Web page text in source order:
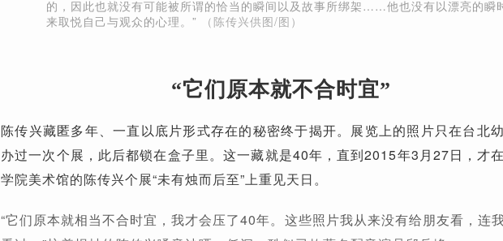
的，因此也就没有可能被所谓的恰当的瞬间以及故事所绑架……他也没有以漂亮的瞬
来取悦自己与观众的心理。”
（陈传兴供图/图）
“它们原本就不合时宜”
陈传兴藏匿多年、一直以底片形式存在的秘密终于揭开。展览上的照片只在台北
办过一次个展，此后都锁在盒子里。这一藏就是40年，直到2015年3月27日，才
学院美术馆的陈传兴个展“未有烛而后至”上重见天日。
“它们原本就相当不合时宜，我才会压了40年。这些照片我从来没有给朋友看，连